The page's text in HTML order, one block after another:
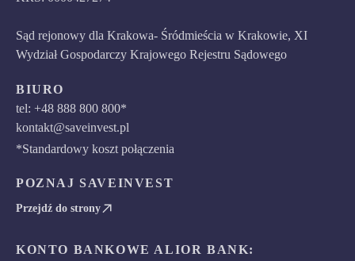
Sąd rejonowy dla Krakowa- Śródmieścia w Krakowie, XI
Wydział Gospodarczy Krajowego Rejestru Sądowego
BIURO
tel: +48 888 800 800*
kontakt@saveinvest.pl
*Standardowy koszt połączenia
POZNAJ SAVEINVEST
Przejdź do strony
KONTO BANKOWE ALIOR BANK: